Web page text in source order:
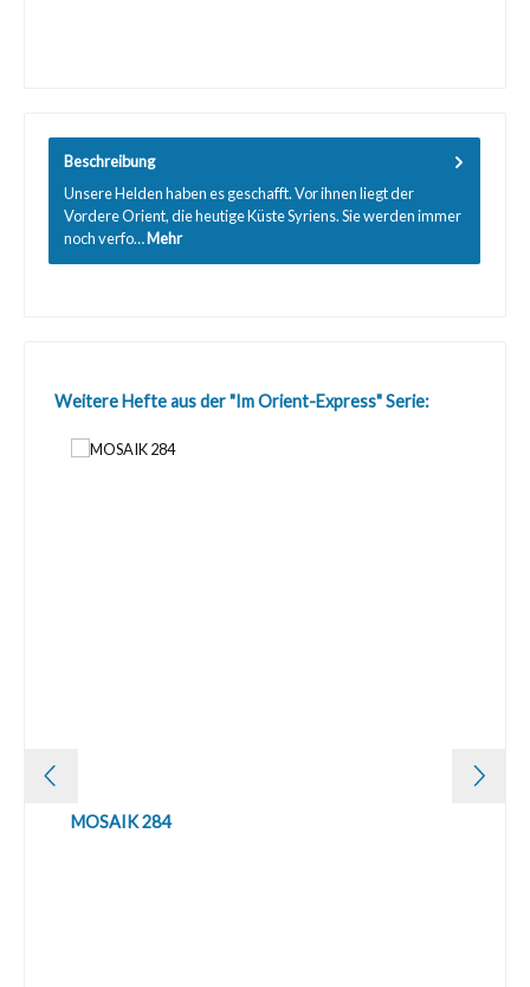
Beschreibung
Unsere Helden haben es geschafft. Vor ihnen liegt der
Vordere Orient, die heutige Küste Syriens. Sie werden immer
noch verfo…Mehr
Produktgalerie überspringen
Weitere Hefte aus der "Im Orient-Express" Serie:
MOSAIK 284